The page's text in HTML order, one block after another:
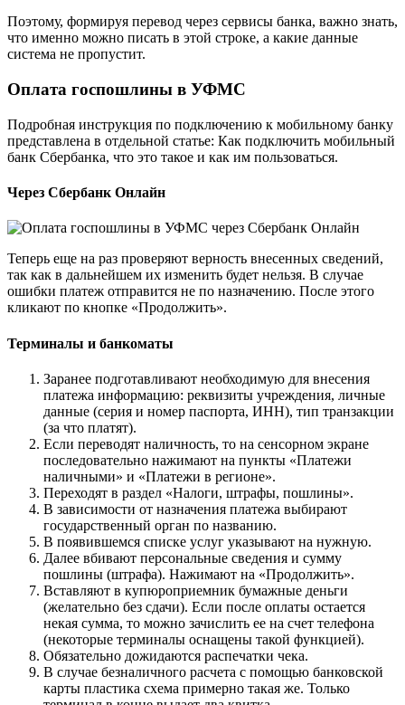
Поэтому, формируя перевод через сервисы банка, важно знать,
что именно можно писать в этой строке, а какие данные
система не пропустит.
Оплата госпошлины в УФМС
Подробная инструкция по подключению к мобильному банку
представлена в отдельной статье: Как подключить мобильный
банк Сбербанка, что это такое и как им пользоваться.
Через Сбербанк Онлайн
Теперь еще на раз проверяют верность внесенных сведений,
так как в дальнейшем их изменить будет нельзя. В случае
ошибки платеж отправится не по назначению. После этого
кликают по кнопке «Продолжить».
Терминалы и банкоматы
Заранее подготавливают необходимую для внесения
платежа информацию: реквизиты учреждения, личные
данные (серия и номер паспорта, ИНН), тип транзакции
(за что платят).
Если переводят наличность, то на сенсорном экране
последовательно нажимают на пункты «Платежи
наличными» и «Платежи в регионе».
Переходят в раздел «Налоги, штрафы, пошлины».
В зависимости от назначения платежа выбирают
государственный орган по названию.
В появившемся списке услуг указывают на нужную.
Далее вбивают персональные сведения и сумму
пошлины (штрафа). Нажимают на «Продолжить».
Вставляют в купюроприемник бумажные деньги
(желательно без сдачи). Если после оплаты остается
некая сумма, то можно зачислить ее на счет телефона
(некоторые терминалы оснащены такой функцией).
Обязательно дожидаются распечатки чека.
В случае безналичного расчета с помощью банковской
карты пластика схема примерно такая же. Только